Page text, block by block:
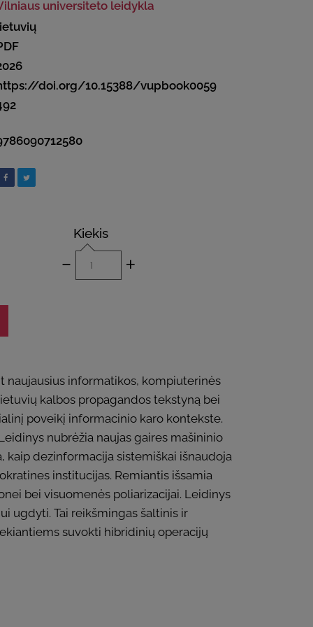
universiteto leidykla
doi.org/10.15388/vupbook0059
Kiekis
- +
naujausius informatikos, kompiuterinės
kalbos propagandos tekstyną bei
poveikį informacinio karo kontekste.
nubrėžia naujas gaires mašininio
dezinformacija sistemiškai išnaudoja
institucijas. Remiantis išsamia
bei visuomenės poliarizacijai. Leidinys
ugdyti. Tai reikšmingas šaltinis ir
suvokti hibridinių operacijų